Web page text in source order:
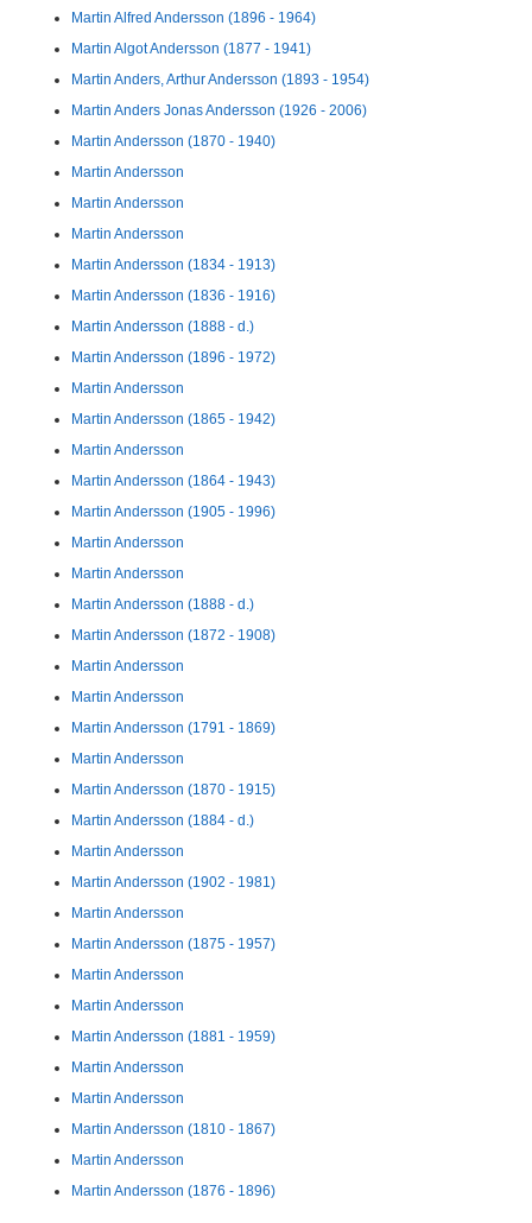
Martin Alfred Andersson (1896 - 1964)
Martin Algot Andersson (1877 - 1941)
Martin Anders, Arthur Andersson (1893 - 1954)
Martin Anders Jonas Andersson (1926 - 2006)
Martin Andersson (1870 - 1940)
Martin Andersson
Martin Andersson
Martin Andersson
Martin Andersson (1834 - 1913)
Martin Andersson (1836 - 1916)
Martin Andersson (1888 - d.)
Martin Andersson (1896 - 1972)
Martin Andersson
Martin Andersson (1865 - 1942)
Martin Andersson
Martin Andersson (1864 - 1943)
Martin Andersson (1905 - 1996)
Martin Andersson
Martin Andersson
Martin Andersson (1888 - d.)
Martin Andersson (1872 - 1908)
Martin Andersson
Martin Andersson
Martin Andersson (1791 - 1869)
Martin Andersson
Martin Andersson (1870 - 1915)
Martin Andersson (1884 - d.)
Martin Andersson
Martin Andersson (1902 - 1981)
Martin Andersson
Martin Andersson (1875 - 1957)
Martin Andersson
Martin Andersson
Martin Andersson (1881 - 1959)
Martin Andersson
Martin Andersson
Martin Andersson (1810 - 1867)
Martin Andersson
Martin Andersson (1876 - 1896)